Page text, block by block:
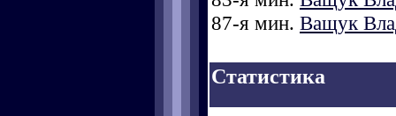
87-я мин. Ващук
Статистика